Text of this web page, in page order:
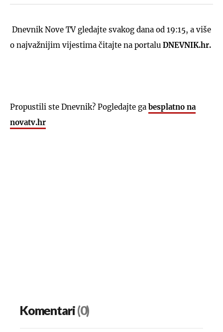
Dnevnik Nove TV gledajte svakog dana od 19:15, a više
o najvažnijim vijestima čitajte na portalu DNEVNIK.hr.
Propustili ste Dnevnik? Pogledajte ga besplatno na
novatv.hr
Komentari(0)